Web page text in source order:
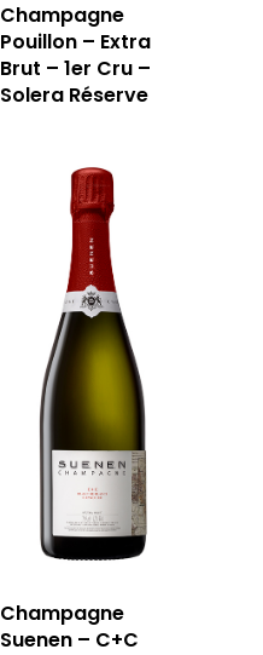
Champagne
Pouillon – Extra
Brut – 1er Cru –
Solera Réserve
Champagne
Suenen – C+C